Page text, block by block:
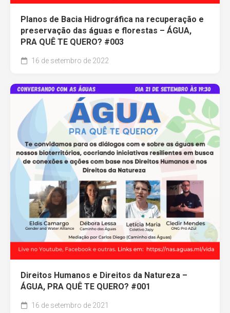
Planos de Bacia Hidrográfica na recuperação e
preservação das águas e florestas – ÁGUA,
PRA QUÊ TE QUERO? #003
16 de setembro de 2022
Direitos Humanos e Direitos da Natureza –
ÁGUA, PRA QUÊ TE QUERO? #001
16 de setembro de 2021